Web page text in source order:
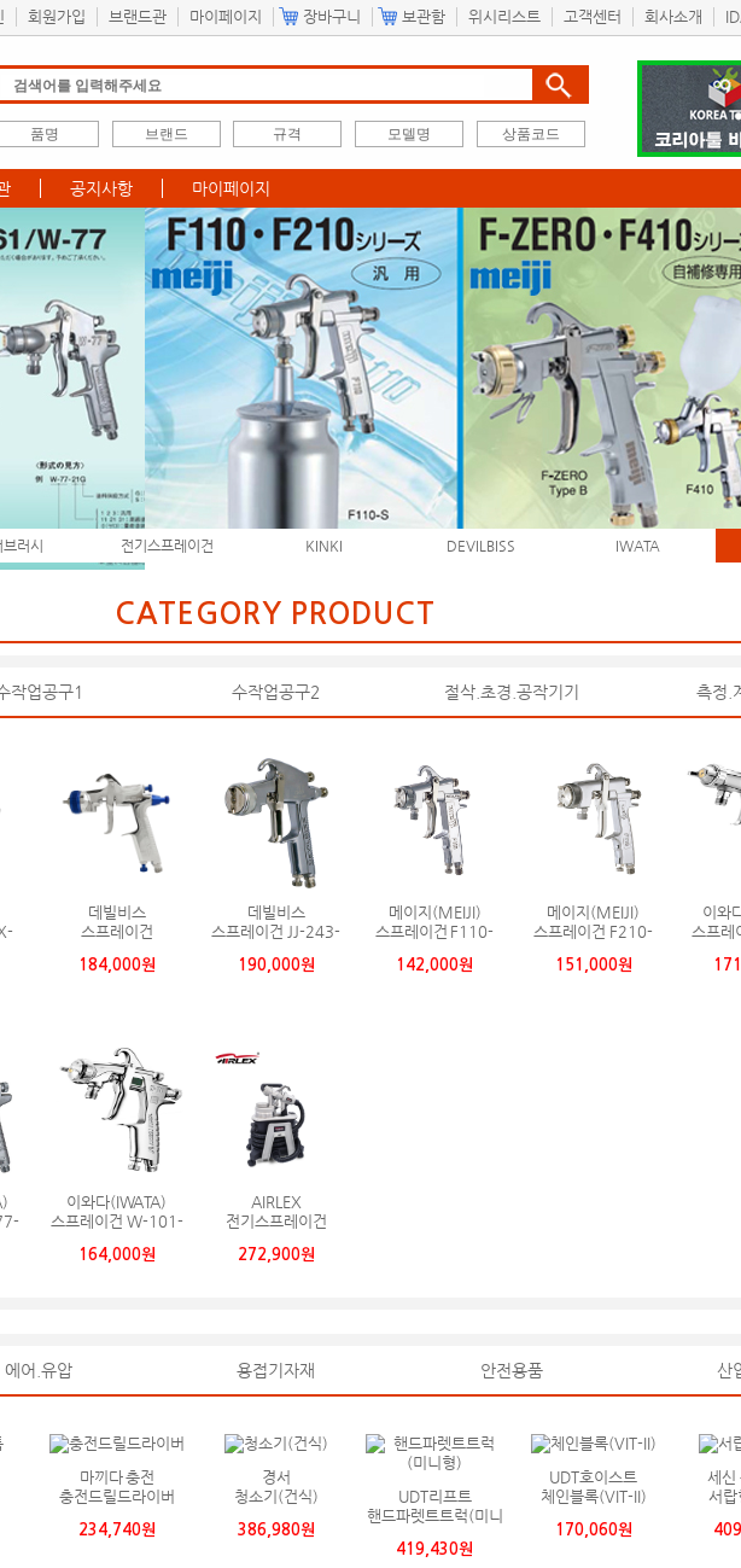
회원가입 브랜드관 마이페이지 장바구니 보관함 위시리스트 고객센터 회사소개
공지사항 마이페이지
러시 전기스프레이건 KINKI DEVILBISS IWATA
CATEGORY PRODUCT
작업공구1 수작업공구2 절삭.초경.공작기기 측정.
데빌비스
스프레이건
14S
184,000원
데빌비스
스프레이건 JJ-243-
190,000원
메이지(MEIJI)
스프레이건 F110-
142,000원
메이지(MEIJI)
스프레이건 F210-
151,000원
이와
스프레
이와다(IWATA)
스프레이건 W-101-
164,000원
AIRLEX
전기스프레이건
1200CS KR
272,900원
에어.유압 용접기자재 안전용품 산
마끼다 충전
충전드릴드라이버
234,740원
경서
청소기(건식)
386,980원
UDT리프트
핸드파렛트트럭(미니
419,430원
UDT호이스트
체인블록(VIT-II)
170,060원
세신
서랍